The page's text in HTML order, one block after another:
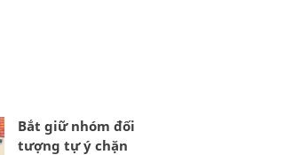
Bắt giữ nhóm đối
tượng tự ý chặn